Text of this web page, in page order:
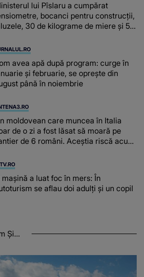
lui Pîslaru a cumpărat
bocanci pentru construcții,
30 de kilograme de miere și 50
avea apă după program: curge în
și februarie, se oprește din
până în noiembrie
moldovean care muncea în Italia
de o zi a fost lăsat să moară pe
de 6 români. Aceștia riscă acum
maşină a luat foc în mers: În
se aflau doi adulți și un copil
Și...